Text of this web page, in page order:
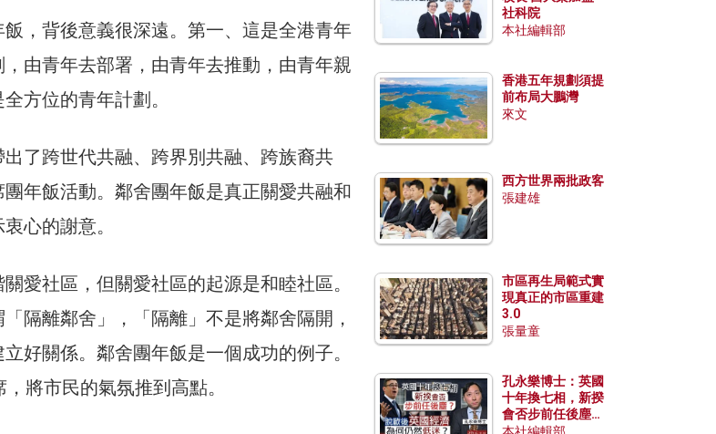
，背後意義很深遠。第一、這是全港青年
由青年去部署，由青年去推動，由青年親
方位的青年計劃。
了跨世代共融、跨界別共融、跨族裔共
年飯活動。鄰舍團年飯是真正關愛共融和
心的謝意。
愛社區，但關愛社區的起源是和睦社區。
隔離鄰舍」，「隔離」不是將鄰舍隔開，
好關係。鄰舍團年飯是一個成功的例子。
將市民的氣氛推到高點。
社科院
本社編輯部
香港五年規劃須提
前布局大鵬灣
來文
西方世界兩批政客
張建雄
市區再生局範式實
現真正的市區重建
3.0
張量童
孔永樂博士：英國
十年換七相，新揆
會否步前任後塵？
脫歐後英國經濟為